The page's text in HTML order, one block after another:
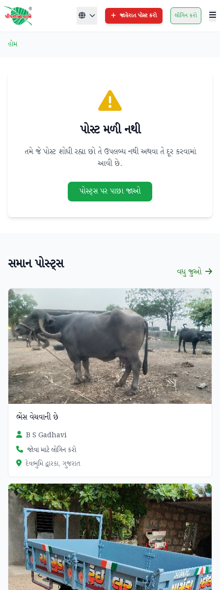
જાહેરાત પોસ્ટ કરો લૉગિન કરો
હોમ
પોસ્ટ મળી નથી
તમે જે પોસ્ટ શોધી રહ્યા છો તે ઉપલબ્ધ નથી અથવા તે દૂર કરવામાં
આવી છે.
પોસ્ટ્સ પર પાછા જાઓ
સમાન પોસ્ટ્સ વધુ જુઓ
ચકાસાયેલ
ભેંસ વેચવાની છે
B S Gadhavi
જોવા માટે લોગિન કરો
દેવભુમિ દ્વારકા, ગુજરાત
ચકાસાયેલ